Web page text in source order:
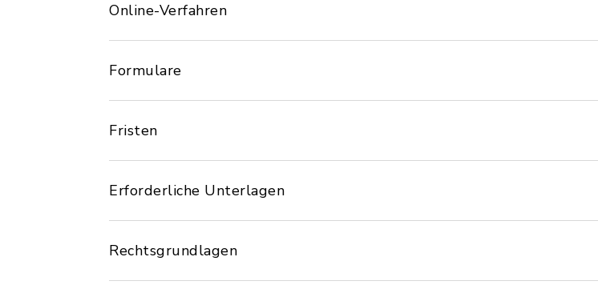
Online-Verfahren
Formulare
Fristen
Erforderliche Unterlagen
Rechtsgrundlagen